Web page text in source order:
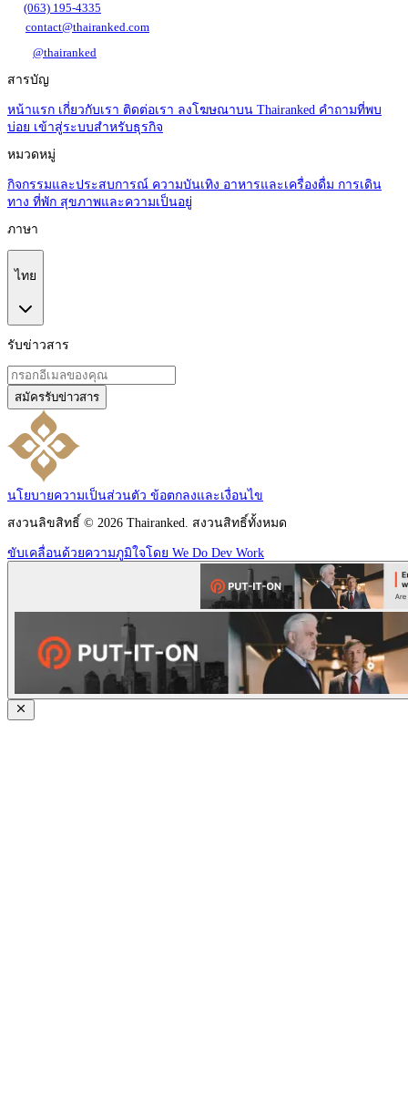
(063) 195-4335
contact@thairanked.com
@thairanked
สารบัญ
หน้าแรก เกี่ยวกับเรา ติดต่อเรา ลงโฆษณาบน Thairanked คำถามที่พบ
บ่อย เข้าสู่ระบบสำหรับธุรกิจ
หมวดหมู่
กิจกรรมและประสบการณ์ ความบันเทิง อาหารและเครื่องดื่ม การเดิน
ทาง ที่พัก สุขภาพและความเป็นอยู่
ภาษา
ไทย
รับข่าวสาร
สมัครรับข่าวสาร
นโยบายความเป็นส่วนตัว ข้อตกลงและเงื่อนไข
สงวนลิขสิทธิ์ © 2026 Thairanked. สงวนสิทธิ์ทั้งหมด
ขับเคลื่อนด้วยความภูมิใจโดย We Do Dev Work